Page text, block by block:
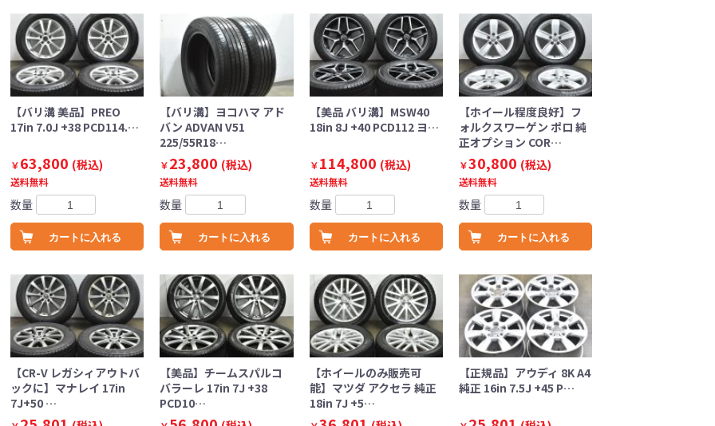
【バリ溝 美品】PREO
17in 7.0J +38 PCD114.…
￥63,800 (税込)
送料無料
数量
カートに入れる
【バリ溝】ヨコハマ アド
バン ADVAN V51
225/55R18…
￥23,800 (税込)
送料無料
数量
カートに入れる
【美品 バリ溝】MSW40
18in 8J +40 PCD112 ヨ…
￥114,800 (税込)
送料無料
数量
カートに入れる
【ホイール程度良好】フ
ォルクスワーゲン ポロ 純
正オプション COR…
￥30,800 (税込)
送料無料
数量
カートに入れる
【CR-V レガシィアウトバ
ックに】マナレイ 17in
7J+50 …
【美品】チームスパルコ
バラーレ 17in 7J +38
PCD10…
【ホイールのみ販売可
能】マツダ アクセラ 純正
18in 7J +5…
【正規品】アウディ 8K A4
純正 16in 7.5J +45 P…